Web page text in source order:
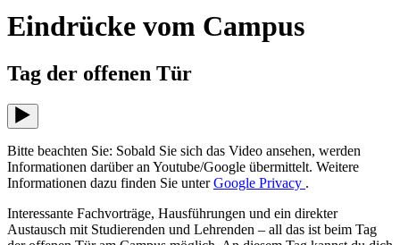
Eindrücke vom Campus
Tag der offenen Tür
Bitte beachten Sie: Sobald Sie sich das Video ansehen, werden
Informationen darüber an Youtube/Google übermittelt. Weitere
Informationen dazu finden Sie unterGoogle Privacy .
Interessante Fachvorträge, Hausführungen und ein direkter
Austausch mit Studierenden und Lehrenden – all das ist beim Tag